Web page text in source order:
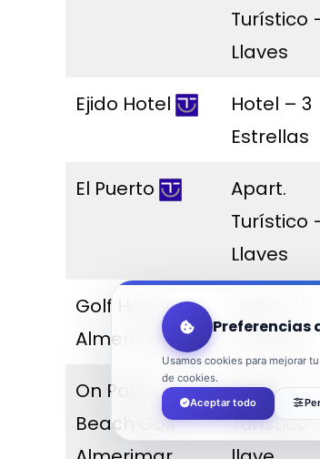
Turístico
Llaves
Ejido Hotel
Hotel – 3
Estrellas
El Puerto
Apart.
Turístico
Llaves
Golf Hotel
Almerimar
Estrellas
On Palm
Beach Golf
Apart.
Turístico –
Preferencias
Usamos cookies para mejorar
de cookies.
Aceptar todo